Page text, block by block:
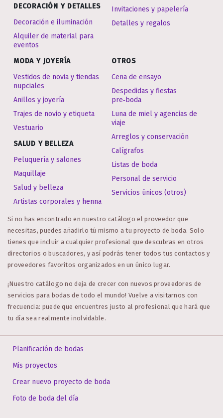
DECORACIÓN Y DETALLES
Decoración e iluminación
Alquiler de material para
eventos
Invitaciones y papelería
Detalles y regalos
MODA Y JOYERÍA
Vestidos de novia y tiendas
nupciales
Anillos y joyería
Trajes de novio y etiqueta
Vestuario
SALUD Y BELLEZA
Peluquería y salones
Maquillaje
Salud y belleza
Artistas corporales y henna
OTROS
Cena de ensayo
Despedidas y fiestas
pre‑boda
Luna de miel y agencias de
viaje
Arreglos y conservación
Calígrafos
Listas de boda
Personal de servicio
Servicios únicos (otros)
Si no has encontrado en nuestro catálogo el proveedor que
necesitas, puedes añadirlo tú mismo a tu proyecto de boda. Solo
tienes que incluir a cualquier profesional que descubras en otros
directorios o buscadores, y así podrás tener todos tus contactos y
proveedores favoritos organizados en un único lugar.
¡Nuestro catálogo no deja de crecer con nuevos proveedores de
servicios para bodas de todo el mundo! Vuelve a visitarnos con
frecuencia: puede que encuentres justo al profesional que hará que
tu día sea realmente inolvidable.
Planificación de bodas
Mis proyectos
Crear nuevo proyecto de boda
Foto de boda del día